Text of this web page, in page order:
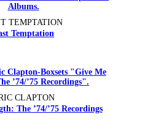
TEMPTATION
Temptation
CLAPTON
The ’74/’75 Recordings